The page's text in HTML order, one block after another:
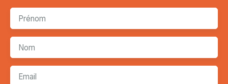
Prénom
Nom
Email